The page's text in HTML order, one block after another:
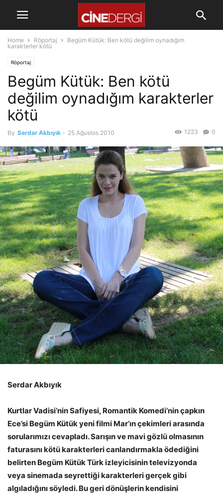
Home Röportaj
Begüm Kütük: Ben kötü değilim oynadığım
karakterler kötü
Röportaj
Begüm Kütük: Ben kötü
değilim oynadığım karakterler
kötü
By Serdar Akbıyık - 25 Ağustos 2010 0
1223
Serdar Akbıyık
Kurtlar Vadisi’nin Safiyesi, Romantik Komedi’nin çapkın
Ece’si Begüm Kütük yeni filmi Mar’ın çekimleri arasında
sorularımızı cevapladı. Sarışın ve mavi gözlü olmasının
faturasını kötü karakterleri canlandırmakla ödediğini
belirten Begüm Kütük Türk izleyicisinin televizyonda
veya sinemada seyrettiği karakterleri gerçek gibi
algıladığını söyledi. Bu geri dönüşlerin kendisini